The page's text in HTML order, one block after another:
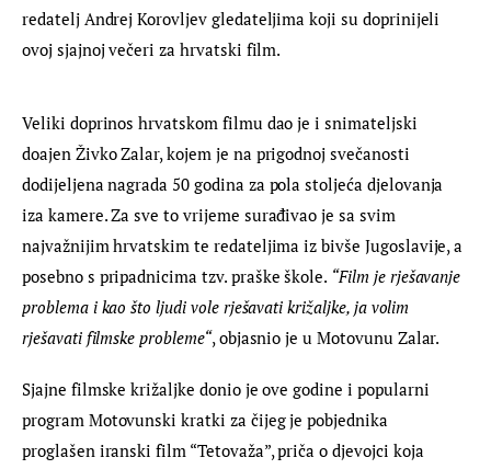
redatelj Andrej Korovljev gledateljima koji su doprinijeli
ovoj sjajnoj večeri za hrvatski film.
Veliki doprinos hrvatskom filmu dao je i snimateljski
doajen Živko Zalar, kojem je na prigodnoj svečanosti
dodijeljena nagrada 50 godina za pola stoljeća djelovanja
iza kamere. Za sve to vrijeme surađivao je sa svim
najvažnijim hrvatskim te redateljima iz bivše Jugoslavije, a
posebno s pripadnicima tzv. praške škole. “Film je rješavanje
problema i kao što ljudi vole rješavati križaljke, ja volim
rješavati filmske probleme“, objasnio je u Motovunu Zalar.
Sjajne filmske križaljke donio je ove godine i popularni
program Motovunski kratki za čijeg je pobjednika
proglašen iranski film “Tetovaža”, priča o djevojci koja